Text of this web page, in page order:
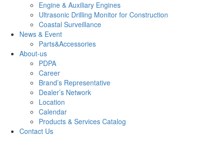
Engine & Auxiliary Engines
Ultrasonic Drilling Monitor for Construction
Coastal Surveillance
News & Event
Parts&Accessories
About-us
PDPA
Career
Brand’s Representative
Dealer’s Network
Location
Calendar
Products & Services Catalog
Contact Us